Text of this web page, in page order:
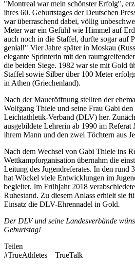
"Montreal war mein schönster Erfolg",
ihres 60. Geburtstages der Deutschen
war überraschend dabei, völlig
Meter war ein Gefühl wie Himmel auf
auch noch in die Staffel, durfte sogar auf
genial!" Vier Jahre später in Moskau
elegante Sprinterin mit den
die beiden Siege. 1982 war sie mit Gold
Staffel sowie Silber über 100 Meter
in Athen (Griechenland).
Nach der Maueröffnung stellten der
Wolfgang Thiele und seine Frau Gabi
Leichtathletik-Verband (DLV) her.
ausgebildete Lehrerin ab 1990 im Referat
ihrem Mann und den zwei Töchtern aus
Nach dem Wechsel von Gabi Thiele ins
Wettkampforganisation übernahm die
Leitung des Jugendreferates. In den rund
hat Wöckel viele Entwicklungen im
begleitet. Im Frühjahr 2018
Ruhestand. Zu diesem Anlass erhielt sie
Einsatz die DLV-Ehrennadel in Gold.
Der DLV und seine Landesverbände
Geburtstag!
Teilen
#TrueAthletes – TrueTalk